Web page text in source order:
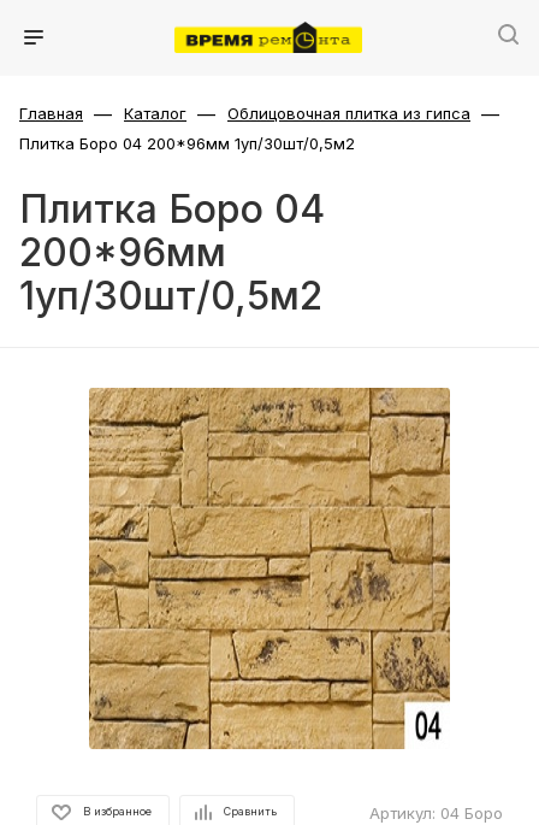
Главная — Каталог — Облицовочная плитка из гипса —
Плитка Боро 04 200*96мм 1уп/30шт/0,5м2
Плитка Боро 04
200*96мм
1уп/30шт/0,5м2
В избранное Сравнить Артикул: 04 Боро